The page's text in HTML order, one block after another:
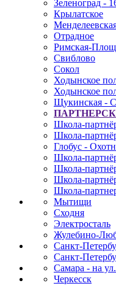
Зеленоград -
Крылатское
Отрадное
Римская-
Свиблово
Сокол
Ходынское
Ходынское
Щукинская -
Школа-
Школа-
Глобус -
Школа-
Школа-
Школа-
Школа-
Мытищи
Сходня
Электросталь
Жулебино-
Санкт-
Санкт-
Самара - на
Черкесск